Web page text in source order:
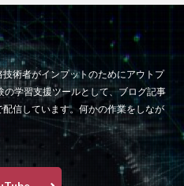
術者がインプットのためにアウトプ
の学習支援ツールとして、ブログ記事
信しています。何かの作業をしなが